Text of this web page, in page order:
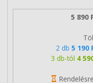
5 890
2 db 5 190
3 db-tól 4